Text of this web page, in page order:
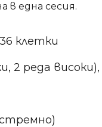
в една сесия.
клетки
реда